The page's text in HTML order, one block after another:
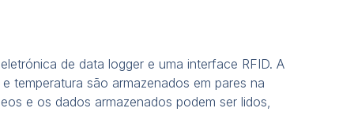
de data logger e uma interface RFID. A
temperatura são armazenados em pares na
e os dados armazenados podem ser lidos,